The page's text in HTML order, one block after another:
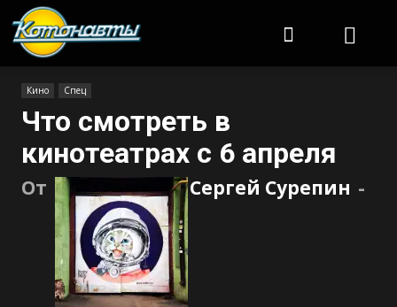
Кино Спец
Что смотреть в
кинотеатрах с 6 апреля
От Сергей Сурепин -